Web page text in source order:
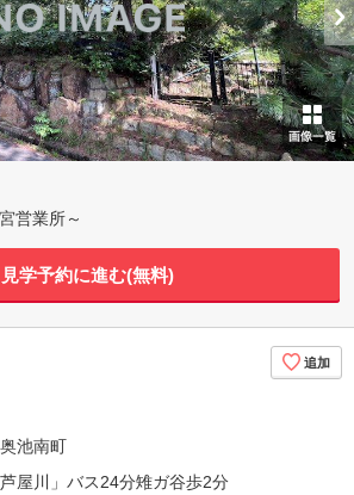
営業所～
見学予約に進む(無料)
池南町
屋川」バス24分雉ガ谷歩2分